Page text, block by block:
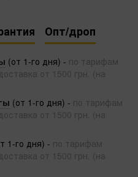
Опт/дроп
(от 1-го дня) - по тарифам
от 1500 грн. (на
(от 1-го дня) - по тарифам
от 1500 грн. (на
1-го дня) - по тарифам
от 1500 грн. (на